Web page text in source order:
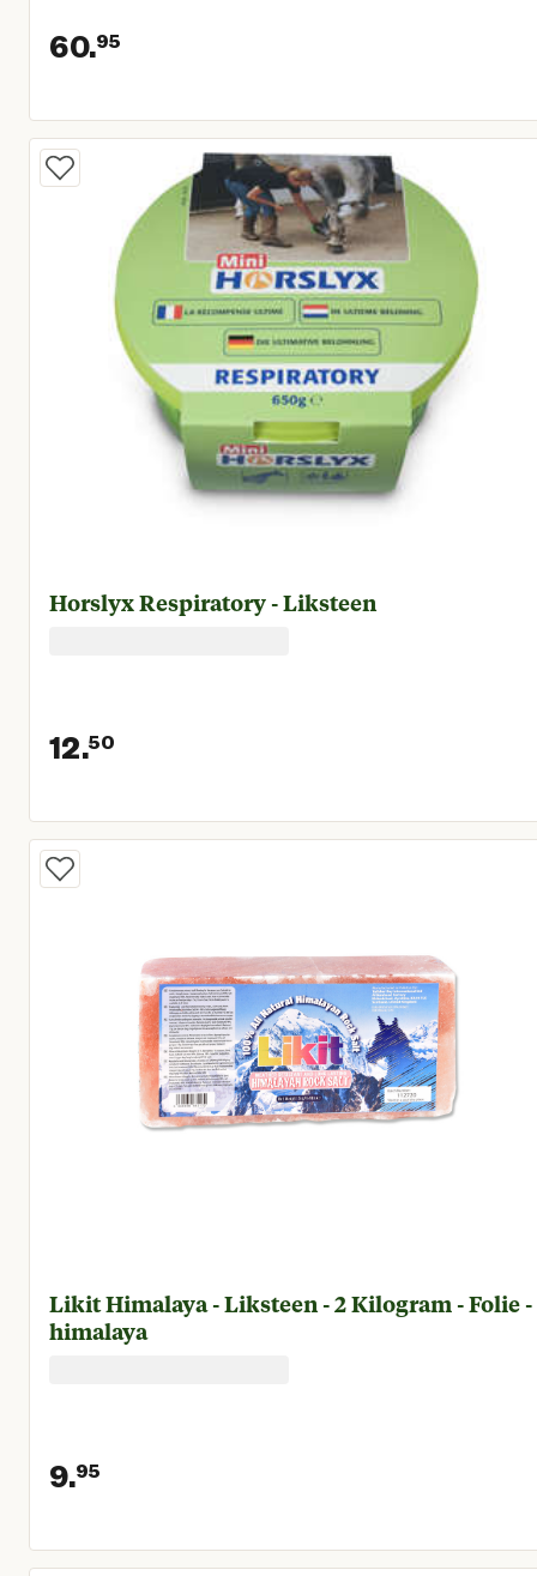
60.95
Huidige prijs € 60,95
Horslyx Respiratory - Liksteen
12.50
Huidige prijs € 12,50
Likit Himalaya - Liksteen - 2 Kilogram - Folie -
himalaya
9.95
Huidige prijs € 9,95